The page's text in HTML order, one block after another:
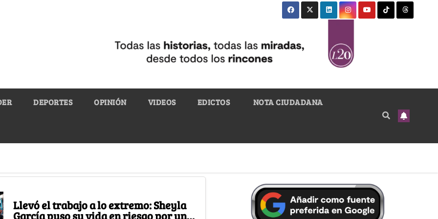
DEPORTES OPINIÓN VIDEOS EDICTOS NOTA CIUDADANA
Llevó el trabajo a lo extremo: Sheyla
García puso su vida en riesgo por una